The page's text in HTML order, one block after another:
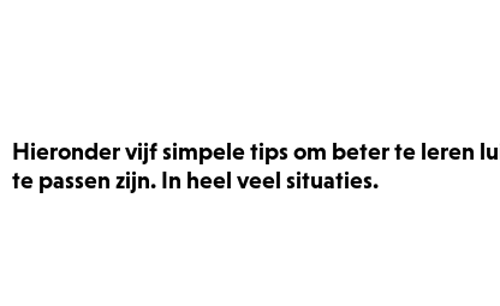
Hieronder vijf simpele tips om beter te leren
te passen zijn. In heel veel situaties.